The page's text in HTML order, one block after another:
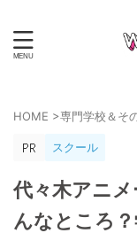
HOME >専門学校＆そ
スクール
代々木アニ
んなところ